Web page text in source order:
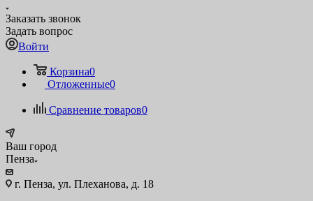
Заказать звонок
Задать вопрос
Войти
Корзина0
Отложенные0
Сравнение товаров0
Ваш город
Пенза
г. Пенза, ул. Плеханова, д. 18